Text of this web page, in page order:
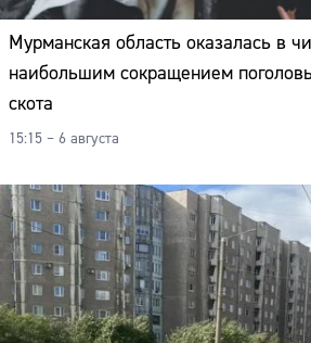
Мурманская область оказалась в
наибольшим сокращением
скота
15:15 – 6 августа